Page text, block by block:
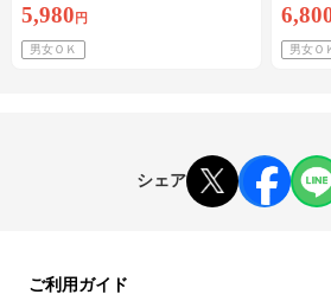
5,980 円
男女ＯＫ 男女Ｏ
シェア
ご利用ガイド